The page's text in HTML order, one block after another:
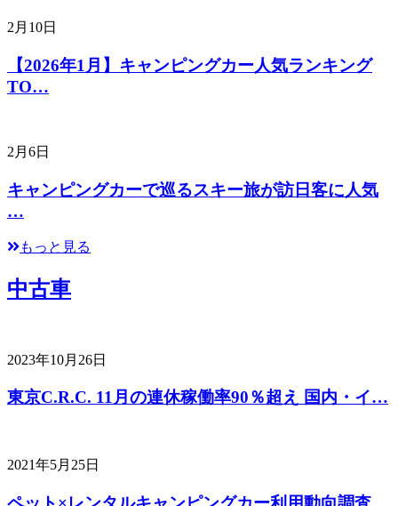
2月10日
【2026年1月】キャンピングカー人気ランキング
TO…
2月6日
キャンピングカーで巡るスキー旅が訪日客に人気
…
もっと見る
中古車
2023年10月26日
東京C.R.C. 11月の連休稼働率90％超え 国内・イ…
2021年5月25日